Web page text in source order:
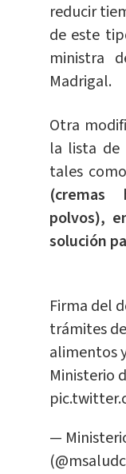
reducir
de este
ministra
Madrigal.
Otra
la lista de
tales
(cremas
polvos),
solución
Firma del
trámites
alimentos
Ministerio
—